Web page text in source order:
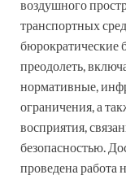
воздушного
транспортных
бюрократические
преодолеть,
нормативные,
ограничения, а
восприятия,
безопасностью.
проведена работа